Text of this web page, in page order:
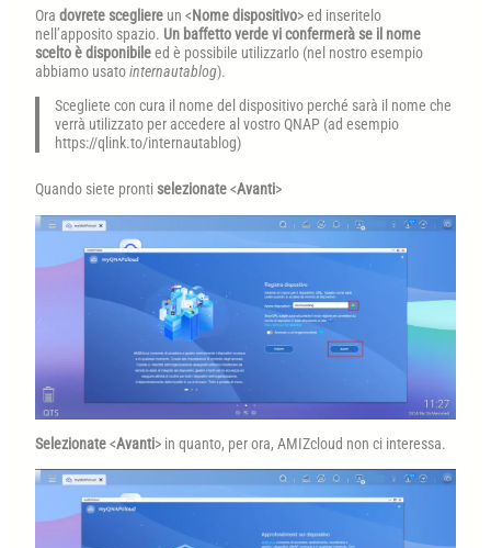
Ora dovrete scegliere un <Nome dispositivo> ed inseritelo
nell’apposito spazio. Un baffetto verde vi confermerà se il nome
scelto è disponibileed è possibile utilizzarlo (nel nostro esempio
abbiamo usatointernautablog).
Scegliete con cura il nome del dispositivo perché sarà il nome che
verrà utilizzato per accedere al vostro QNAP (ad esempio
https://qlink.to/internautablog)
Quando siete prontiselezionate<Avanti>
Selezionate<Avanti> in quanto, per ora, AMIZcloud non ci interessa.